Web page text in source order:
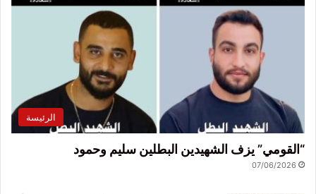
الرئيسة
“القومي” يزف الشهيدين البطلين سليم وحمود
07/06/2026